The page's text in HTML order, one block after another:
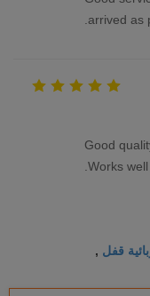
arrived as
Good
Works
قفل ,